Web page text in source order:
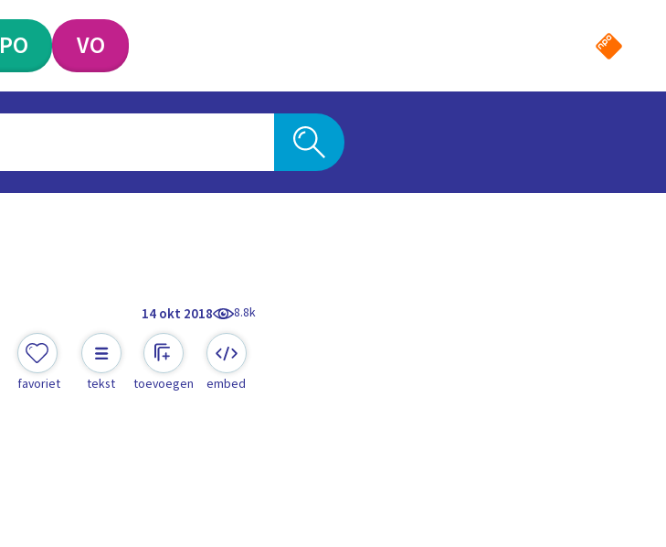
PO VO
14 okt 2018 8.8k
favoriet tekst toevoegen embed